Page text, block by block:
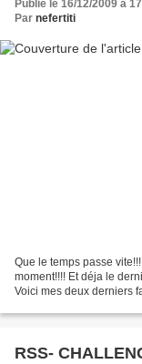
Publié le 16/12/2009 à
Par nefertiti
Que le temps passe
moment!!!! Et déja le
Voici mes deux derniers
RSS-